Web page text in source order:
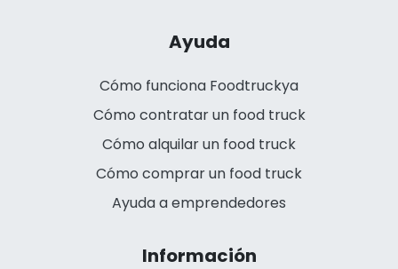
Ayuda
Cómo funciona Foodtruckya
Cómo contratar un food truck
Cómo alquilar un food truck
Cómo comprar un food truck
Ayuda a emprendedores
Información